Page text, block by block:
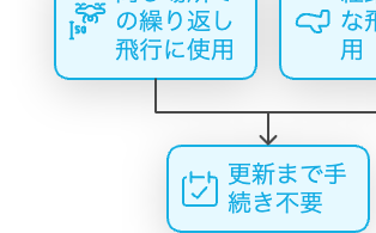
6.飛行の幅を広げる包括申請のまと